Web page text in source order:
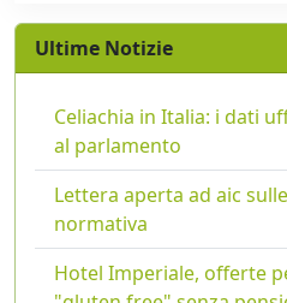
Ultime Notizie
Celiachia in Italia: i dati
al parlamento
Lettera aperta ad aic
normativa
Hotel Imperiale, offerte